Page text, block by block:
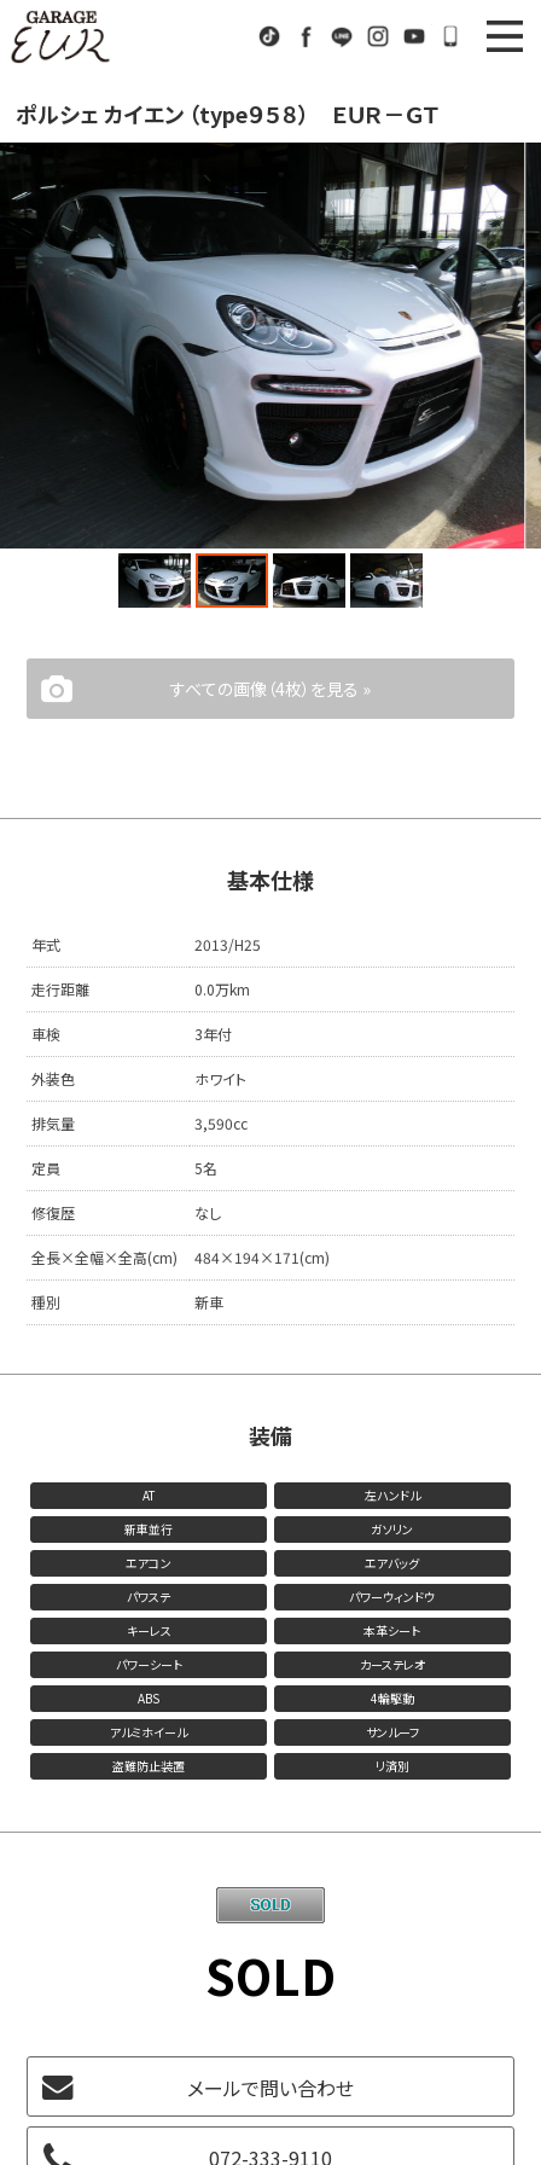
TikTokFacebook
LINE InstagramYoutube072-
ニュース
在庫車情報
EUR Sports
EURスポーツ
Factory
工場紹介
Company
会社概要
Access
Contact us
お問い合わせ
ポルシェ カイエン （type９５８） ＥＵＲ－ＧＴ
すべての画像（4枚）を見る »
基本仕様
年式 2013/H25
走行距離 0.0万km
車検 3年付
外装色 ホワイト
排気量 3,590cc
定員 5名
修復歴 なし
全長×全幅×全高(cm) 484×194×171(cm)
種別 新車
装備
AT
左ハンドル
新車並行
ガソリン
エアコン
エアバッグ
パワステ
パワーウィンドウ
キーレス
本革シート
パワーシート
カーステレオ
ABS
4輪駆動
アルミホイール
サンルーフ
盗難防止装置
リ済別
SOLD
メールで問い合わせ
072-333-9110